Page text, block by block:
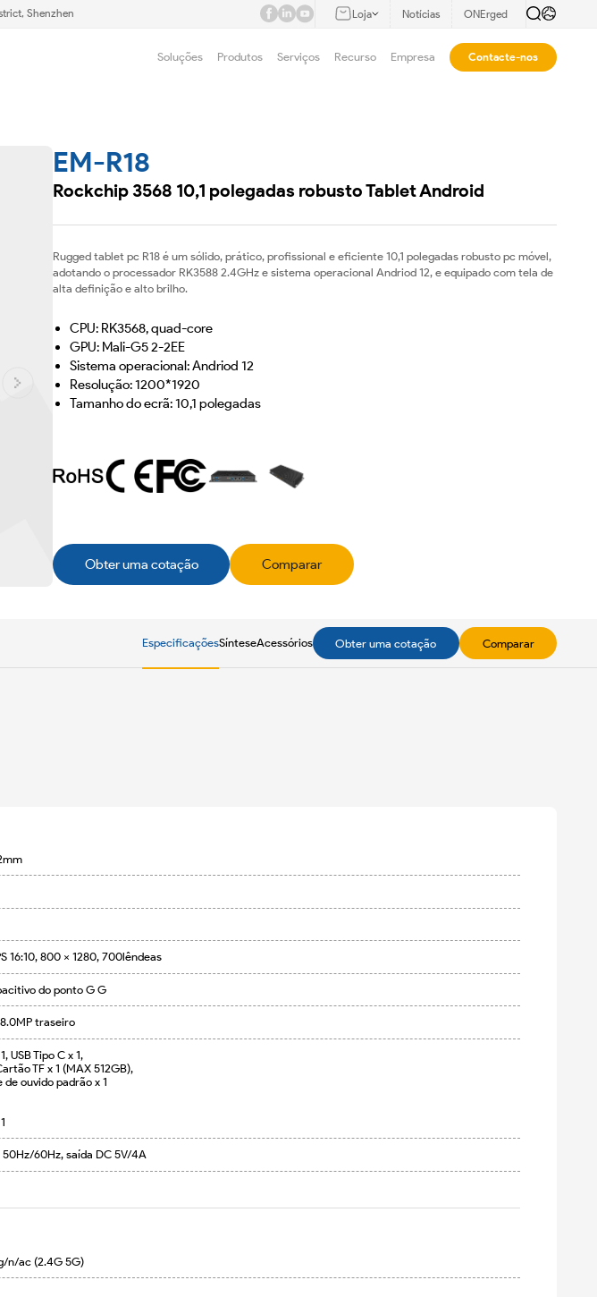
Shenzhen Loja Notícias ONErged
Soluções Produtos Serviços Recurso Empresa Contacte-nos
EM-R18
Rockchip 3568 10,1 polegadas robusto Tablet Android
Rugged tablet pc R18 é um sólido, prático, profissional e eficiente 10,1 polegadas robusto pc móvel,
adotando o processador RK3588 2.4GHz e sistema operacional Andriod 12, e equipado com tela de
alta definição e alto brilho.
CPU: RK3568, quad-core
GPU: Mali-G5 2-2EE
Sistema operacional: Andriod 12
Resolução: 1200*1920
Tamanho do ecrã: 10,1 polegadas
Obter uma cotação Comparar
EspecificaçõesSínteseAcessórios Obter uma cotação Comparar
16:10, 800 × 1280, 700lêndeas
do ponto G G
traseiro
USB Tipo C x 1,
TF x 1 (MAX 512GB),
de ouvido padrão x 1
50Hz/60Hz, saída DC 5V/4A
n/ac (2.4G 5G)